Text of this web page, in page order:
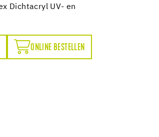
Dichtacryl UV- en
ONLINE BESTELLEN